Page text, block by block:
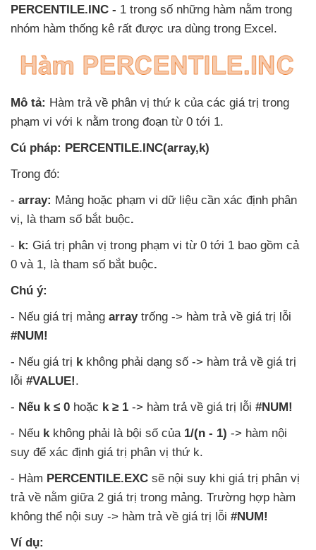
PERCENTILE.INC - 1 trong số những hàm nằm trong
nhóm hàm thống kê rất được ưa dùng trong Excel.
Mô tả: Hàm trả về phân vị thứ k của các giá trị trong
phạm vi với k nằm trong đoạn từ 0 tới 1.
Cú pháp: PERCENTILE.INC(array,k)
Trong đó:
- array: Mảng hoặc phạm vi dữ liệu cần xác định phân
vị, là tham số bắt buộc.
- k: Giá trị phân vị trong phạm vi từ 0 tới 1 bao gồm cả
0 và 1, là tham số bắt buộc.
Chú ý:
- Nếu giá trị mảng array trống -> hàm trả về giá trị lỗi
#NUM!
- Nếu giá trị k không phải dạng số -> hàm trả về giá trị
lỗi #VALUE!.
- Nếu k ≤ 0 hoặc k ≥ 1 -> hàm trả về giá trị lỗi #NUM!
- Nếu kkhông phải là bội số của 1/(n - 1) -> hàm nội
suy để xác định giá trị phân vị thứ k.
- Hàm PERCENTILE.EXC sẽ nội suy khi giá trị phân vị
trả về nằm giữa 2 giá trị trong mảng. Trường hợp hàm
không thể nội suy -> hàm trả về giá trị lỗi #NUM!
Ví dụ: